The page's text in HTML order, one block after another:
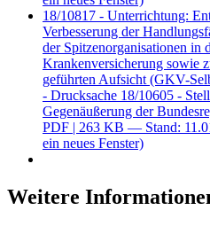
18/10817 - Unterrichtung:
Verbesserung der
der Spitzenorganisationen in
Krankenversicherung sowie
geführten Aufsicht (GKV-
- Drucksache 18/10605 -
Gegenäußerung der
PDF | 263 KB — Stand:
ein neues Fenster)
Weitere